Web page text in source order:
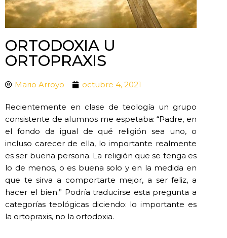
ORTODOXIA U
ORTOPRAXIS
Mario Arroyo octubre 4, 2021
Recientemente en clase de teología un grupo
consistente de alumnos me espetaba: “Padre, en
el fondo da igual de qué religión sea uno, o
incluso carecer de ella, lo importante realmente
es ser buena persona. La religión que se tenga es
lo de menos, o es buena solo y en la medida en
que te sirva a comportarte mejor, a ser feliz, a
hacer el bien.” Podría traducirse esta pregunta a
categorías teológicas diciendo: lo importante es
la ortopraxis, no la ortodoxia.